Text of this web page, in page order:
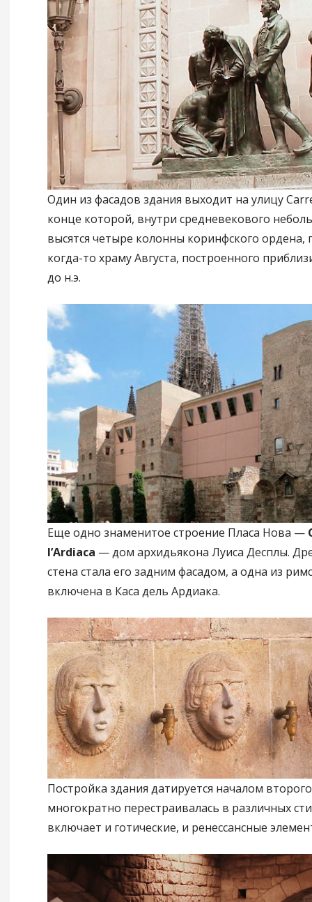
Один из фасадов здания выходит на улицу
конце которой, внутри средневекового
высятся четыре колонны коринфского
когда-то храму Августа, построенного
до н.э.
Еще одно знаменитое строение Пласа Нова —
l’Ardiaca — дом архидьякона Луиса Десплы.
стена стала его задним фасадом, а одна из
включена в Каса дель Ардиака.
Постройка здания датируется началом
многократно перестраивалась в различных
включает и готические, и ренессансные